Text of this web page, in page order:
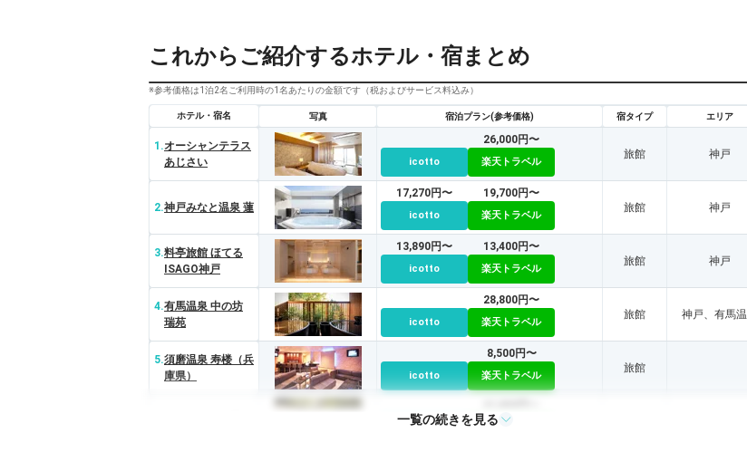
これからご紹介するホテル・宿まとめ
※参考価格は1泊2名ご利用時の1名あたりの金額です（税およびサービス料込み）
ホテル・宿名 写真 宿泊プラン(参考価格) 宿タイプ エリア
1.オーシャンテラス
あじさい
icotto
26,000円〜
楽天トラベル
旅館 神戸
2.神戸みなと温泉 蓮
17,270円〜
icotto
19,700円〜
楽天トラベル
旅館 神戸
3.料亭旅館 ほてる
ISAGO神戸
13,890円〜
icotto
13,400円〜
楽天トラベル
旅館 神戸
4.有馬温泉 中の坊
瑞苑
icotto
28,800円〜
楽天トラベル
旅館 神戸、有馬
5.須磨温泉 寿楼（兵
庫県）
icotto
8,500円〜
楽天トラベル
旅館
icotto 楽天トラベル
一覧の続きを見る